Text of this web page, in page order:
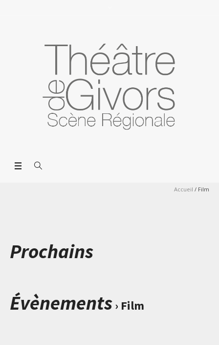
Accueil / Film
Prochains
Évènements› Film